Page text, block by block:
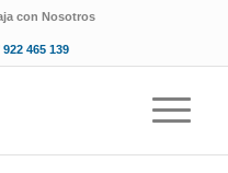
con Nosotros
922 465 139